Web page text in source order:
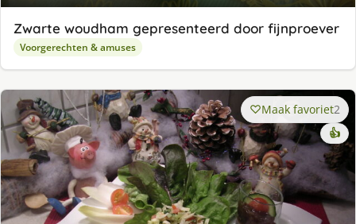
Zwarte woudham gepresenteerd door fijnproever
Voorgerechten & amuses
Maak favoriet2
👍